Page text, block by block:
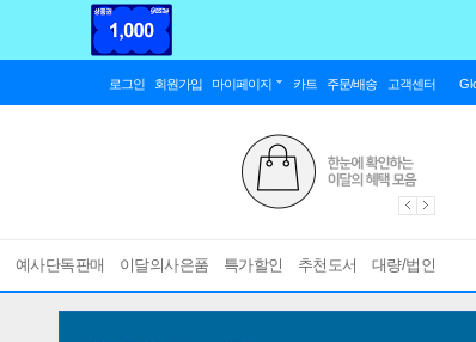
로그인 회원가입 마이페이지 카트 주문/배송 고객센터
예사단독판매 이달의사은품 특가할인 추천도서 대량/법인